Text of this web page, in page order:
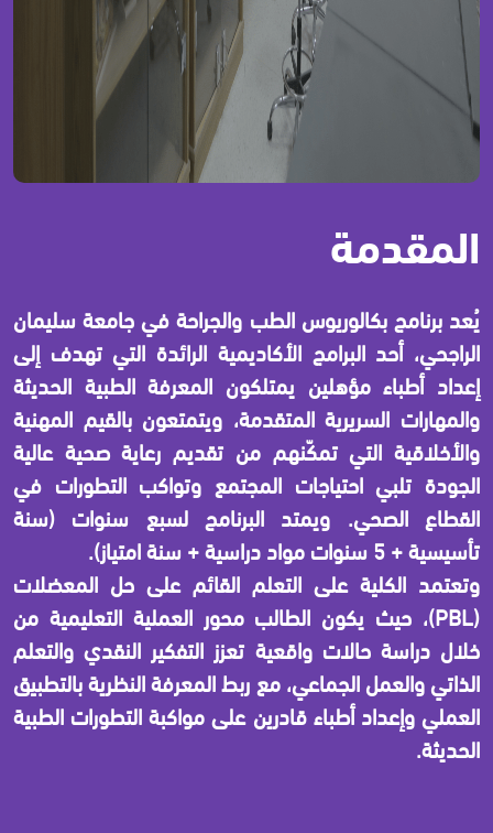
المقدمة
يُعد برنامج بكالوريوس الطب والجراحة في جامعة سليمان
الراجحي، أحد البرامج الأكاديمية الرائدة التي تهدف إلى
إعداد أطباء مؤهلين يمتلكون المعرفة الطبية الحديثة
والمهارات السريرية المتقدمة، ويتمتعون بالقيم المهنية
والأخلاقية التي تمكّنهم من تقديم رعاية صحية عالية
الجودة تلبي احتياجات المجتمع وتواكب التطورات في
القطاع الصحي. ويمتد البرنامج لسبع سنوات (سنة
تأسيسية + 5 سنوات مواد دراسية + سنة امتياز).
وتعتمد الكلية على التعلم القائم على حل المعضلات
(PBL)، حيث يكون الطالب محور العملية التعليمية من
خلال دراسة حالات واقعية تعزز التفكير النقدي والتعلم
الذاتي والعمل الجماعي، مع ربط المعرفة النظرية بالتطبيق
العملي وإعداد أطباء قادرين على مواكبة التطورات الطبية
الحديثة.